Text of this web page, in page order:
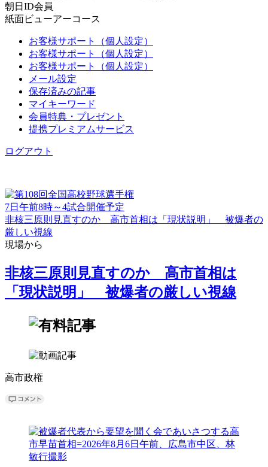
朝日ID会員
紙面ビューアーコース
お客様サポート（個人設定）
お客様サポート（個人設定）
お客様サポート（個人設定）
メール設定
保存済みの記事
マイキーワード
会員特典・プレゼント
提携プレミアムサービス
ログアウト
7日午前8時～4試合開催予定
非核三原則見直すのか 高市首相は「現状説明」 被爆者の
厳しい視線
現場から
非核三原則見直すのか 高市首相は
「現状説明」 被爆者の厳しい視線
高市政権